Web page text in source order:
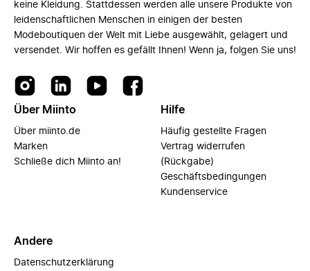
keine Kleidung. Stattdessen werden alle unsere Produkte von
leidenschaftlichen Menschen in einigen der besten
Modeboutiquen der Welt mit Liebe ausgewählt, gelagert und
versendet. Wir hoffen es gefällt Ihnen! Wenn ja, folgen Sie uns!
Über Miinto
Über miinto.de
Marken
Schließe dich Miinto an!
Hilfe
Häufig gestellte Fragen
Vertrag widerrufen
(Rückgabe)
Geschäftsbedingungen
Kundenservice
Andere
Datenschutzerklärung